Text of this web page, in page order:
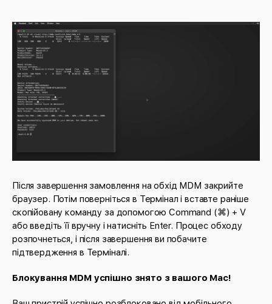
Після завершення замовлення на обхід MDM закрийте
браузер. Потім поверніться в Термінал і вставте раніше
скопійовану команду за допомогою Command (⌘) + V
або введіть її вручну і натисніть Enter. Процес обходу
розпочнеться, і після завершення ви побачите
підтвердження в Терміналі.
Блокування MDM успішно знято з вашого Mac!